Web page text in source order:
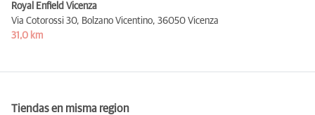
Royal Enfield Vicenza
Via Cotorossi 30, Bolzano Vicentino, 36050 Vicenza
31,0 km
Tiendas en misma region